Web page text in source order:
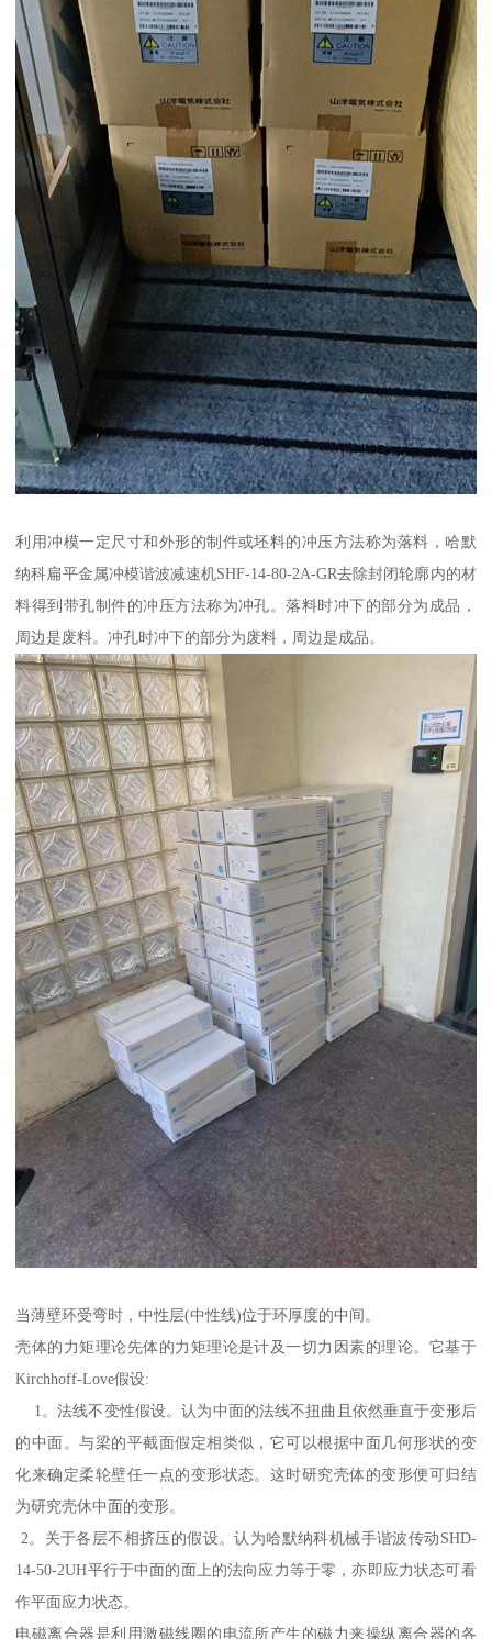
利用冲模一定尺寸和外形的制件或坯料的冲压方法称为落料，哈默
纳科扁平金属冲模谐波减速机SHF-14-80-2A-GR去除封闭轮廓内的材
料得到带孔制件的冲压方法称为冲孔。落料时冲下的部分为成品，
周边是废料。冲孔时冲下的部分为废料，周边是成品。
当薄壁环受弯时，中性层(中性线)位于环厚度的中间。
壳体的力矩理论先体的力矩理论是计及一切力因素的理论。它基于
Kirchhoff-Love假设:
1。法线不变性假设。认为中面的法线不扭曲且依然垂直于变形后
的中面。与梁的平截面假定相类似，它可以根据中面几何形状的变
化来确定柔轮壁任一点的变形状态。这时研究壳体的变形便可归结
为研究壳休中面的变形。
2。关于各层不相挤压的假设。认为哈默纳科机械手谐波传动SHD-
14-50-2UH平行于中面的面上的法向应力等于零，亦即应力状态可看
作平面应力状态。
电磁离合器是利用激磁线圈的电流所产生的磁力来操纵离合器的各